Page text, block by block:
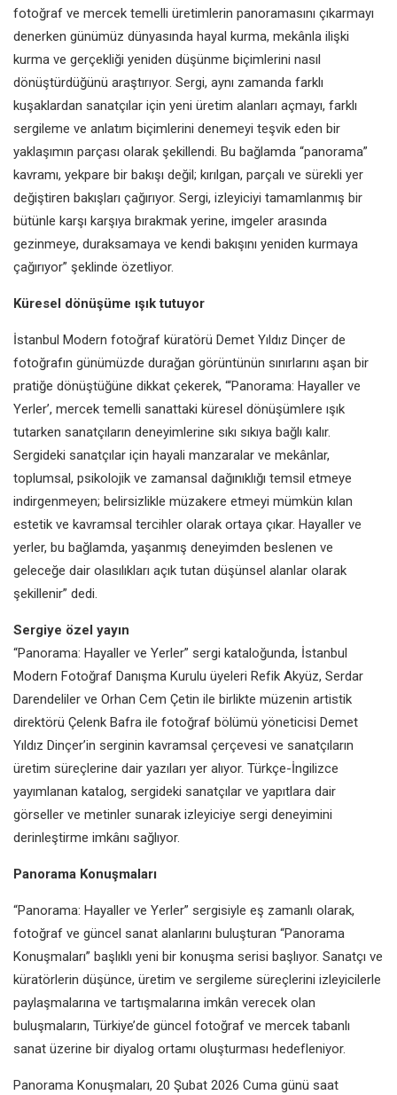
fotoğraf ve mercek temelli üretimlerin panoramasını çıkarmayı
denerken günümüz dünyasında hayal kurma, mekânla ilişki
kurma ve gerçekliği yeniden düşünme biçimlerini nasıl
dönüştürdüğünü araştırıyor. Sergi, aynı zamanda farklı
kuşaklardan sanatçılar için yeni üretim alanları açmayı, farklı
sergileme ve anlatım biçimlerini denemeyi teşvik eden bir
yaklaşımın parçası olarak şekillendi. Bu bağlamda “panorama”
kavramı, yekpare bir bakışı değil; kırılgan, parçalı ve sürekli yer
değiştiren bakışları çağırıyor. Sergi, izleyiciyi tamamlanmış bir
bütünle karşı karşıya bırakmak yerine, imgeler arasında
gezinmeye, duraksamaya ve kendi bakışını yeniden kurmaya
çağırıyor” şeklinde özetliyor.
Küresel dönüşüme ışık tutuyor
İstanbul Modern fotoğraf küratörü Demet Yıldız Dinçer de
fotoğrafın günümüzde durağan görüntünün sınırlarını aşan bir
pratiğe dönüştüğüne dikkat çekerek, “‘Panorama: Hayaller ve
Yerler’, mercek temelli sanattaki küresel dönüşümlere ışık
tutarken sanatçıların deneyimlerine sıkı sıkıya bağlı kalır.
Sergideki sanatçılar için hayali manzaralar ve mekânlar,
toplumsal, psikolojik ve zamansal dağınıklığı temsil etmeye
indirgenmeyen; belirsizlikle müzakere etmeyi mümkün kılan
estetik ve kavramsal tercihler olarak ortaya çıkar. Hayaller ve
yerler, bu bağlamda, yaşanmış deneyimden beslenen ve
geleceğe dair olasılıkları açık tutan düşünsel alanlar olarak
şekillenir” dedi.
Sergiye özel yayın
“Panorama: Hayaller ve Yerler” sergi kataloğunda, İstanbul
Modern Fotoğraf Danışma Kurulu üyeleri Refik Akyüz, Serdar
Darendeliler ve Orhan Cem Çetin ile birlikte müzenin artistik
direktörü Çelenk Bafra ile fotoğraf bölümü yöneticisi Demet
Yıldız Dinçer’in serginin kavramsal çerçevesi ve sanatçıların
üretim süreçlerine dair yazıları yer alıyor. Türkçe-İngilizce
yayımlanan katalog, sergideki sanatçılar ve yapıtlara dair
görseller ve metinler sunarak izleyiciye sergi deneyimini
derinleştirme imkânı sağlıyor.
Panorama Konuşmaları
“Panorama: Hayaller ve Yerler” sergisiyle eş zamanlı olarak,
fotoğraf ve güncel sanat alanlarını buluşturan “Panorama
Konuşmaları” başlıklı yeni bir konuşma serisi başlıyor. Sanatçı ve
küratörlerin düşünce, üretim ve sergileme süreçlerini izleyicilerle
paylaşmalarına ve tartışmalarına imkân verecek olan
buluşmaların, Türkiye’de güncel fotoğraf ve mercek tabanlı
sanat üzerine bir diyalog ortamı oluşturması hedefleniyor.
Panorama Konuşmaları, 20 Şubat 2026 Cuma günü saat